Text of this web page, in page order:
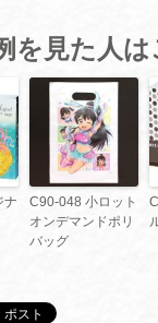
を見た人
ナ
C90-048 小ロット
オンデマンドポリ
バッグ